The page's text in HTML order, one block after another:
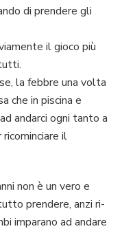
di prendere gli
il gioco più
la febbre una volta
che in piscina e
andarci ogni tanto a
il
non è un vero e
prendere, anzi ri-
imparano ad andare